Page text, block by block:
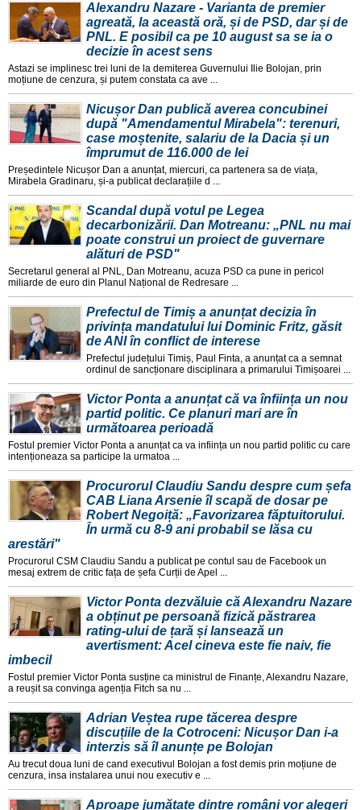
Alexandru Nazare - Varianta de premier
agreată, la această oră, și de PSD, dar și de
PNL. E posibil ca pe 10 august sa se ia o
decizie în acest sens
Astazi se implinesc trei luni de la demiterea Guvernului Ilie Bolojan, prin
moțiune de cenzura, și putem constata ca ave ...
Nicușor Dan publică averea concubinei
după "Amendamentul Mirabela": terenuri,
case moștenite, salariu de la Dacia și un
împrumut de 116.000 de lei
Președintele Nicușor Dan a anunțat, miercuri, ca partenera sa de viața,
Mirabela Gradinaru, și-a publicat declarațiile d ...
Scandal după votul pe Legea
decarbonizării. Dan Motreanu: „PNL nu mai
poate construi un proiect de guvernare
alături de PSD"
Secretarul general al PNL, Dan Motreanu, acuza PSD ca pune in pericol
miliarde de euro din Planul Național de Redresare ...
Prefectul de Timiș a anunțat decizia în
privința mandatului lui Dominic Fritz, găsit
de ANI în conflict de interese
Prefectul județului Timiș, Paul Finta, a anunțat ca a semnat
ordinul de sancționare disciplinara a primarului Timișoarei ...
Victor Ponta a anunțat că va înființa un nou
partid politic. Ce planuri mari are în
următoarea perioadă
Fostul premier Victor Ponta a anunțat ca va inființa un nou partid politic cu care
intenționeaza sa participe la urmatoa ...
Procurorul Claudiu Sandu despre cum șefa
CAB Liana Arsenie îl scapă de dosar pe
Robert Negoiță: „Favorizarea făptuitorului.
În urmă cu 8-9 ani probabil se lăsa cu
arestări"
Procurorul CSM Claudiu Sandu a publicat pe contul sau de Facebook un
mesaj extrem de critic fața de șefa Curții de Apel ...
Victor Ponta dezvăluie că Alexandru Nazare
a obținut pe persoană fizică păstrarea
rating-ului de țară și lansează un
avertisment: Acel cineva este fie naiv, fie
imbecil
Fostul premier Victor Ponta susține ca ministrul de Finanțe, Alexandru Nazare,
a reușit sa convinga agenția Fitch sa nu ...
Adrian Veștea rupe tăcerea despre
discuțiile de la Cotroceni: Nicușor Dan i-a
interzis să îl anunțe pe Bolojan
Au trecut doua luni de cand executivul Bolojan a fost demis prin moțiune de
cenzura, insa instalarea unui nou executiv e ...
Aproape jumătate dintre români vor alegeri